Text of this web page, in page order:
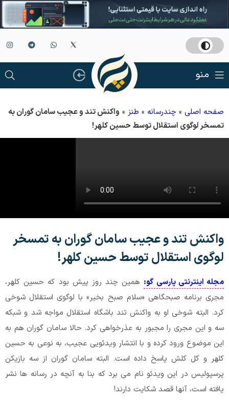
منو
صفحه اصلی » چندرسانه » طنز » واکنش تند و عجیب سامان گوران به
تمسخر لوگوی استقلال توسط حسین کلهر!
واکنش تند و عجیب سامان گوران به تمسخر
لوگوی استقلال توسط حسین کلهر!
مجله اینترنتی پارسی گو: همین چند روز پیش بود که حسین کلهر،
مجری برنامه صبحگاهی «سلام صبح بخیر» با لوگوی استقلال شوخی
کرد. البته شوخی او به واکنش تند باشگاه استقلال مواجه شد و شبکه
سه و این مجری را مجبور به عذرخواهی کرد. حالا سامان گوران هم به
این موضوع ورود کرده و با انتشار ویدئویی عجیب، به نوعی به حسین
کلهر و کل کلش پاسخ داده است. البته سامان گوران از سه بازیکن
پرسپولیس در این ویدئو نام می برد که بنا به آنچه در رسانه ها نشر
یافته است، آنها قصد شکایت دارند!